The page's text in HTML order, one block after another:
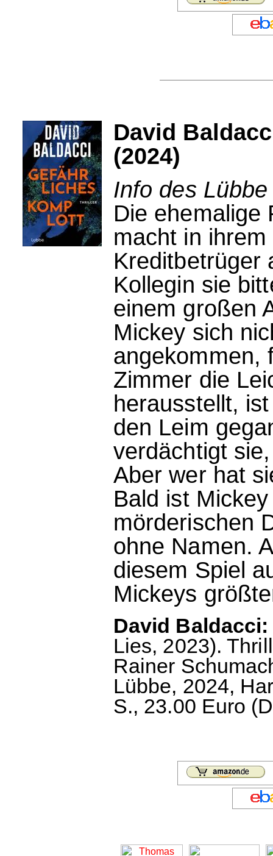
David
(2024)
Info des
Die ehemalige
macht in
Kreditbetrüger
Kollegin sie
einem großen
Mickey sich
angekommen,
Zimmer die
herausstellt,
den Leim
verdächtigt
Aber wer hat
Bald ist
mörderischen
ohne Namen.
diesem Spiel
Mickeys
David
Lies, 2023).
Rainer
Lübbe, 2024,
S., 23.00 Euro